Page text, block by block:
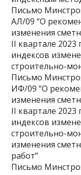
Письмо
АЛ/09 “О
изменения
II квартале 2023
индексов
строительно-
Письмо
ИФ/09 “О
изменения
II квартале 2023
индексов
строительно-
изменения
работ”
Письмо